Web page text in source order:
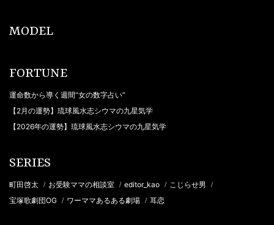
MODEL
FORTUNE
運命数から導く週間“女の数字占い”
【2月の運勢】琉球風水志シウマの九星気学
【2026年の運勢】琉球風水志シウマの九星気学
SERIES
町田啓太 / お受験ママの相談室 / editor_kao / こじらせ男 /
宝塚歌劇団OG / ワーママあるある劇場 / 耳恋